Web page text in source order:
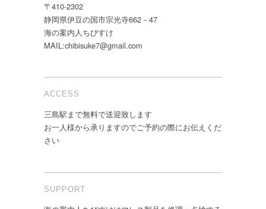
〒410-2302
静岡県伊豆の国市宗光寺662－47
海の案内人ちびすけ
MAIL:chibisuke7@gmail.com
ACCESS
三島駅まで無料で送迎致します
お一人様から承りますのでご予約の際にお伝えくだ
さい
SUPPORT